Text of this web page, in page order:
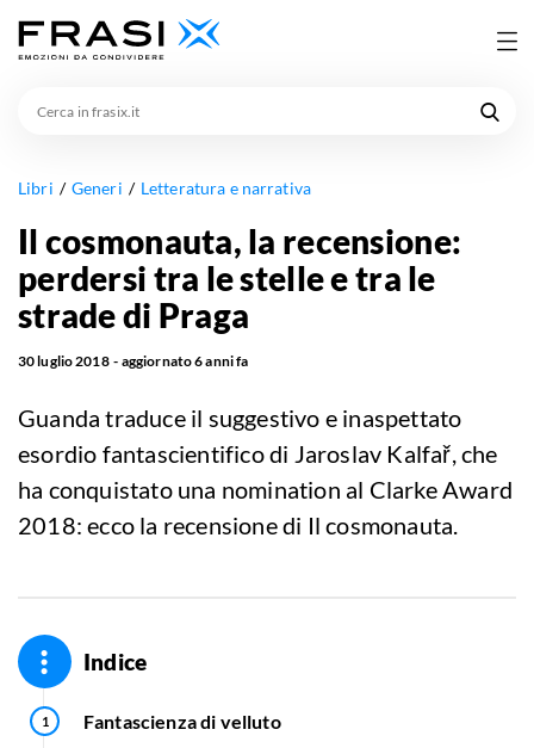
Libri Generi Letteratura e narrativa
Il cosmonauta, la recensione:
perdersi tra le stelle e tra le
strade di Praga
30 luglio 2018 aggiornato6 anni fa
Guanda traduce il suggestivo e inaspettato
esordio fantascientifico di Jaroslav Kalfař, che
ha conquistato una nomination al Clarke Award
2018: ecco la recensione di Il cosmonauta.
Indice
Fantascienza di velluto